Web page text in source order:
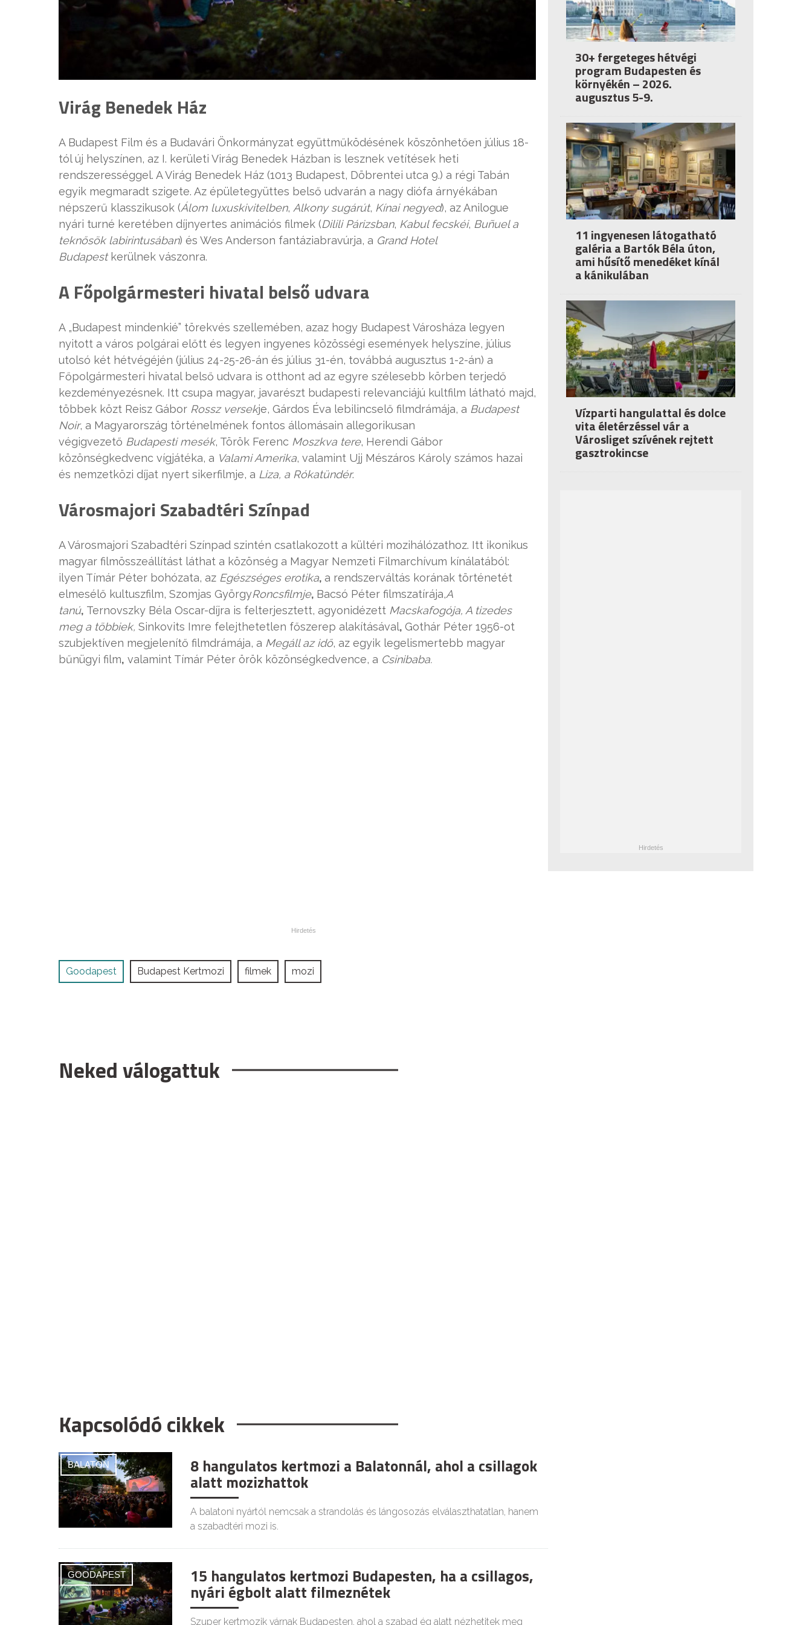
Virág Benedek Ház
A Budapest Film és a Budavári Önkormányzat együttműködésének köszönhetően július 18-
tól új helyszínen, az I. kerületi Virág Benedek Házban is lesznek vetítések heti
rendszerességgel. A Virág Benedek Ház (1013 Budapest, Döbrentei utca 9.) a régi Tabán
egyik megmaradt szigete. Az épületegyüttes belső udvarán a nagy diófa árnyékában
népszerű klasszikusok (Álom luxuskivitelben, Alkony sugárút, Kínai negyed), az Anilogue
nyári turné keretében díjnyertes animációs filmek (Dilili Párizsban, Kabul fecskéi, Buñuel a
teknősök labirintusában) és Wes Anderson fantáziabravúrja, a Grand Hotel
Budapestkerülnek vászonra.
A Főpolgármesteri hivatal belső udvara
A „Budapest mindenkié” törekvés szellemében, azaz hogy Budapest Városháza legyen
nyitott a város polgárai előtt és legyen ingyenes közösségi események helyszíne, július
utolsó két hétvégéjén (július 24-25-26-án és július 31-én, továbbá augusztus 1-2-án) a
Főpolgármesteri hivatal belső udvara is otthont ad az egyre szélesebb körben terjedő
kezdeményezésnek. Itt csupa magyar, javarészt budapesti relevanciájú kultfilm látható majd,
többek közt Reisz Gábor Rossz versekje, Gárdos Éva lebilincselő filmdrámája, a Budapest
Noir, a Magyarország történelmének fontos állomásain allegorikusan
végigvezető Budapesti mesék, Török Ferenc Moszkva tere, Herendi Gábor
közönségkedvenc vígjátéka, a Valami Amerika, valamint Ujj Mészáros Károly számos hazai
és nemzetközi díjat nyert sikerfilmje, a Liza, a Rókatündér.
Városmajori Szabadtéri Színpad
A Városmajori Szabadtéri Színpad szintén csatlakozott a kültéri mozihálózathoz. Itt ikonikus
magyar filmösszeállítást láthat a közönség a Magyar Nemzeti Filmarchívum kínálatából:
ilyen Tímár Péter bohózata, az Egészséges erotika, a rendszerváltás korának történetét
elmesélő kultuszfilm, Szomjas GyörgyRoncsfilmje, Bacsó Péter filmszatírája,A
tanú, Ternovszky Béla Oscar-díjra is felterjesztett, agyonidézett Macskafogója, A tizedes
meg a többiek, Sinkovits Imre felejthetetlen főszerep alakításával, Gothár Péter 1956-ot
szubjektíven megjelenítő filmdrámája, a Megáll az idő, az egyik legelismertebb magyar
bűnügyi film, valamint Tímár Péter örök közönségkedvence, a Csinibaba.
Goodapest Budapest Kertmozi filmek mozi
Neked válogattuk
Kapcsolódó cikkek
BALATON 8 hangulatos kertmozi a Balatonnál, ahol a csillagok
alatt mozizhattok
A balatoni nyártól nemcsak a strandolás és lángosozás elválaszthatatlan, hanem
a szabadtéri mozi is.
GOODAPEST 15 hangulatos kertmozi Budapesten, ha a csillagos,
nyári égbolt alatt filmeznétek
Szuper kertmozik várnak Budapesten, ahol a szabad ég alatt nézhetitek meg
30+ fergeteges hétvégi
program Budapesten és
környékén – 2026.
augusztus 5-9.
11 ingyenesen látogatható
galéria a Bartók Béla úton,
ami hűsítő menedéket kínál
a kánikulában
Vízparti hangulattal és dolce
vita életérzéssel vár a
Városliget szívének rejtett
gasztrokincse